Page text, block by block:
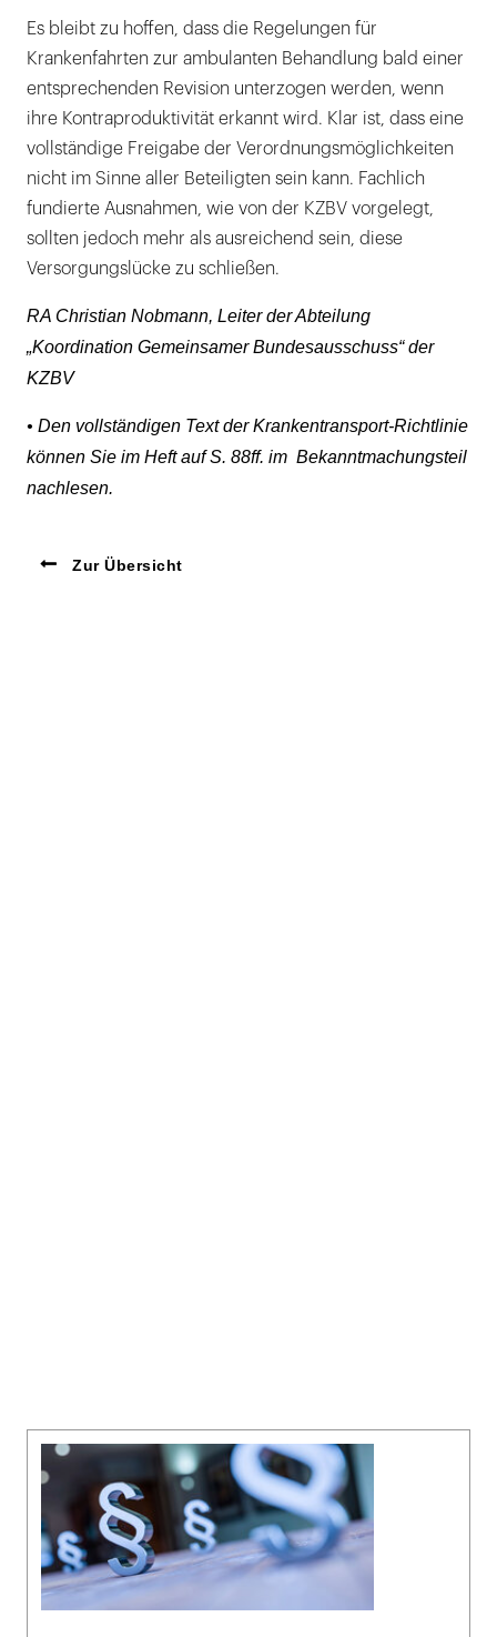
Es bleibt zu hoffen, dass die Regelungen für
Krankenfahrten zur ambulanten Behandlung bald einer
entsprechenden Revision unterzogen werden, wenn
ihre Kontraproduktivität erkannt wird. Klar ist, dass eine
vollständige Freigabe der Verordnungsmöglichkeiten
nicht im Sinne aller Beteiligten sein kann. Fachlich
fundierte Ausnahmen, wie von der KZBV vorgelegt,
sollten jedoch mehr als ausreichend sein, diese
Versorgungslücke zu schließen.
RA Christian Nobmann, Leiter der Abteilung
„Koordination Gemeinsamer Bundesausschuss“ der
KZBV
• Den vollständigen Text der Krankentransport-Richtlinie
können Sie im Heft auf S. 88ff. im Bekanntmachungsteil
nachlesen.
Zur Übersicht